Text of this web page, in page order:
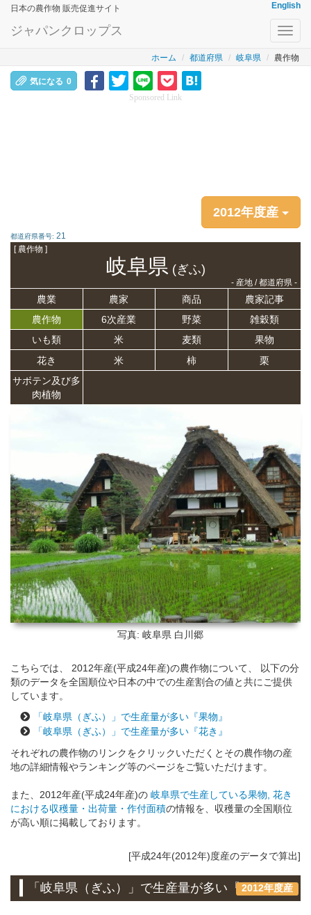
日本の農作物 販売促進サイト English
ジャパンクロップス
ホーム 都道府県 岐阜県 農作物
気になる 0
Sponsored Link
2012年度産
都道府県番号: 21
[ 農作物 ]
岐阜県(ぎふ)
- 産地 / 都道府県 -
農業 農家 商品
農家記事
農作物
6次産業 野菜
雑穀類
いも類
米 麦類
果物
花き
米 柿
栗
サボテン及び多
肉植物
写真: 岐阜県 白川郷
こちらでは、 2012年産(平成24年産)の農作物について、 以下の分
類のデータを全国順位や日本の中での生産割合の値と共にご提供
しています。
「岐阜県（ぎふ）」で生産量が多い『果物』
「岐阜県（ぎふ）」で生産量が多い『花き』
それぞれの農作物のリンクをクリックいただくとその農作物の産
地の詳細情報やランキング等のページをご覧いただけます。
また、2012年産(平成24年産)の 岐阜県で生産している果物, 花き
における収穫量・出荷量・作付面積の情報を、収穫量の全国順位
が高い順に掲載しております。
[平成24年(2012年)度産のデータで算出]
2012年度産
「岐阜県（ぎふ）」で生産量が多い『果物』